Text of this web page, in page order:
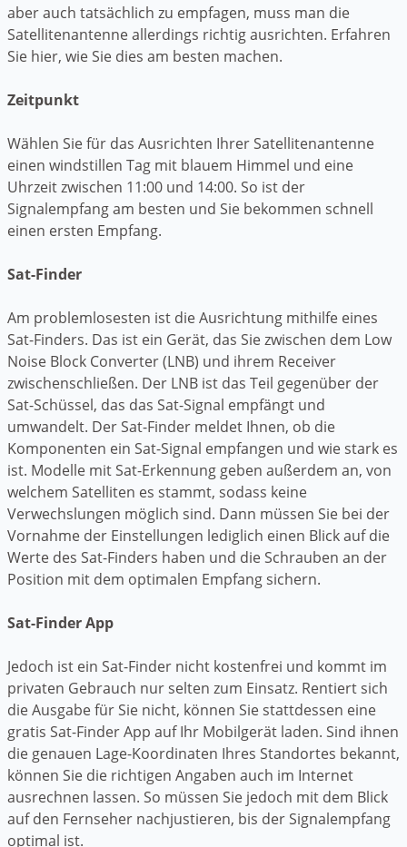
aber auch tatsächlich zu empfagen, muss man die
Satellitenantenne allerdings richtig ausrichten. Erfahren
Sie hier, wie Sie dies am besten machen.
Zeitpunkt
Wählen Sie für das Ausrichten Ihrer Satellitenantenne
einen windstillen Tag mit blauem Himmel und eine
Uhrzeit zwischen 11:00 und 14:00. So ist der
Signalempfang am besten und Sie bekommen schnell
einen ersten Empfang.
Sat-Finder
Am problemlosesten ist die Ausrichtung mithilfe eines
Sat-Finders. Das ist ein Gerät, das Sie zwischen dem Low
Noise Block Converter (LNB) und ihrem Receiver
zwischenschließen. Der LNB ist das Teil gegenüber der
Sat-Schüssel, das das Sat-Signal empfängt und
umwandelt. Der Sat-Finder meldet Ihnen, ob die
Komponenten ein Sat-Signal empfangen und wie stark es
ist. Modelle mit Sat-Erkennung geben außerdem an, von
welchem Satelliten es stammt, sodass keine
Verwechslungen möglich sind. Dann müssen Sie bei der
Vornahme der Einstellungen lediglich einen Blick auf die
Werte des Sat-Finders haben und die Schrauben an der
Position mit dem optimalen Empfang sichern.
Sat-Finder App
Jedoch ist ein Sat-Finder nicht kostenfrei und kommt im
privaten Gebrauch nur selten zum Einsatz. Rentiert sich
die Ausgabe für Sie nicht, können Sie stattdessen eine
gratis Sat-Finder App auf Ihr Mobilgerät laden. Sind ihnen
die genauen Lage-Koordinaten Ihres Standortes bekannt,
können Sie die richtigen Angaben auch im Internet
ausrechnen lassen. So müssen Sie jedoch mit dem Blick
auf den Fernseher nachjustieren, bis der Signalempfang
optimal ist.